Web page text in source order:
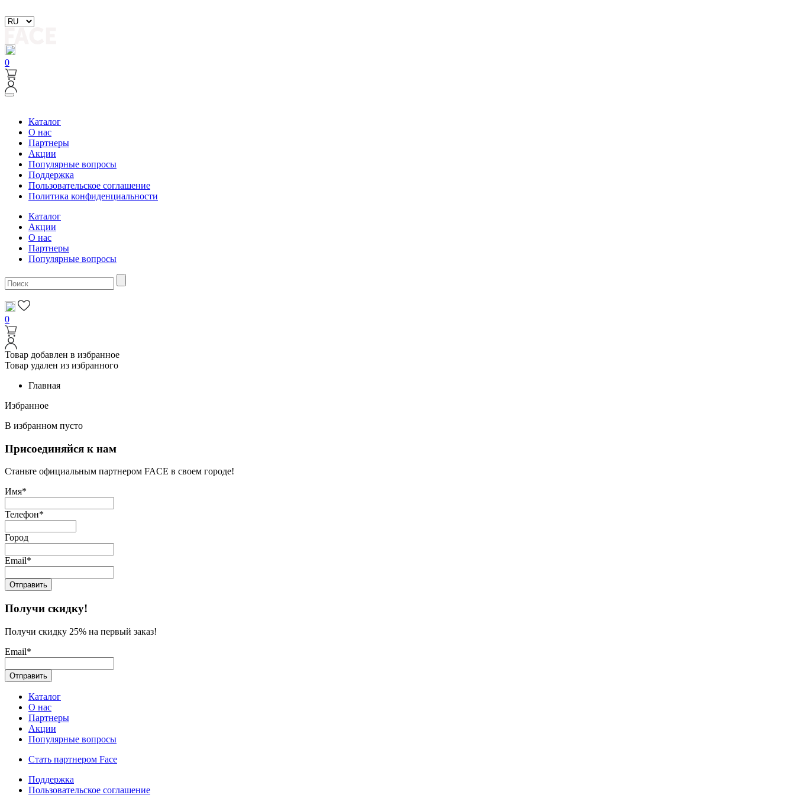
0
Каталог
О нас
Партнеры
Акции
Популярные вопросы
Поддержка
Пользовательское соглашение
Политика конфиденциальности
Каталог
Акции
О нас
Партнеры
Популярные вопросы
0
Товар добавлен в избранное
Товар удален из избранного
Главная
Избранное
В избранном пусто
Присоединяйся к нам
Станьте официальным партнером FACE в своем городе!
Имя*
Телефон*
Город
Email*
Получи скидку!
Получи скидку 25% на первый заказ!
Email*
Каталог
О нас
Партнеры
Акции
Популярные вопросы
Стать партнером Face
Поддержка
Пользовательское соглашение